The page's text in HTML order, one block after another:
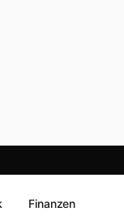
Finanzen